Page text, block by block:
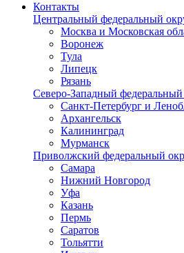
Контакты
Центральный федеральный
Москва и Московская
Воронеж
Тула
Липецк
Рязань
Северо-Западный федеральный
Санкт-Петербург и
Архангельск
Калининград
Мурманск
Приволжский федеральный
Самара
Нижний Новгород
Уфа
Казань
Пермь
Саратов
Тольятти